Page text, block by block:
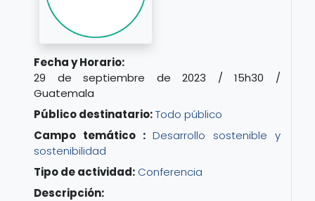
Fecha y Horario:
29 de septiembre de 2023 / 15h30 /
Guatemala
Público destinatario:Todo público
Campo temático : Desarrollo sostenible y
sostenibilidad
Tipo de actividad: Conferencia
Descripción: